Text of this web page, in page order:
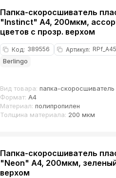
Папка-скоросшиватель
"Instinct" А4, 200мкм,
цветов с прозр. верхом
Код: 389556 Артикул:
Berlingo
Вид товара: папка-скоросшиватель
Формат: А4
Материал: полипропилен
Толщина материала: 200 мкм
Папка-скоросшиватель
"Neon" А4, 200мкм,
верхом